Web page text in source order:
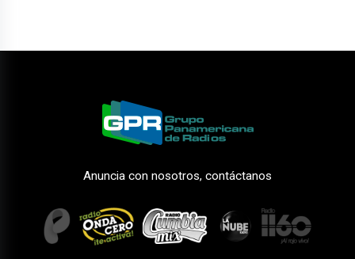
Anuncia con nosotros, contáctanos